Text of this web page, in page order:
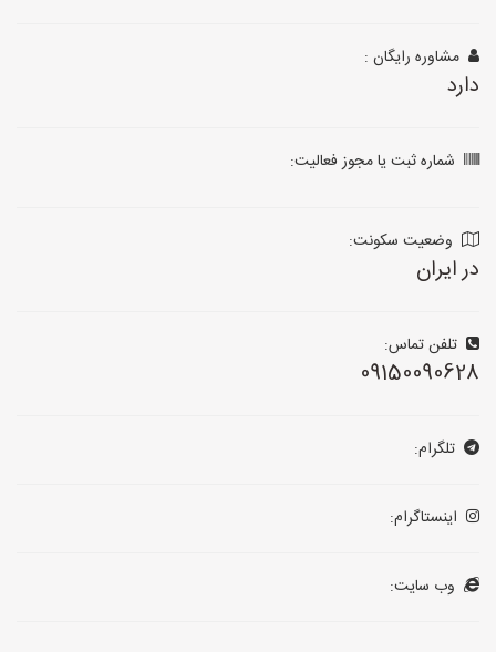
مشاوره رایگان :
دارد
شماره ثبت یا مجوز فعالیت:
وضعیت سکونت:
در ایران
تلفن تماس:
09150090628
تلگرام:
اینستاگرام:
وب سایت: